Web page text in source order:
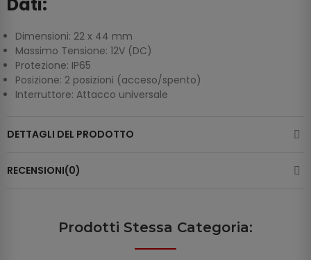
Dati:
Dimensioni: 22 x 44 mm
Massimo Tensione: 12V (DC)
Protezione: IP65
Posizione: 2 posizioni (acceso/spento)
Interruttore: Attacco universale
DETTAGLI DEL PRODOTTO
RECENSIONI(0)
Prodotti Stessa Categoria: